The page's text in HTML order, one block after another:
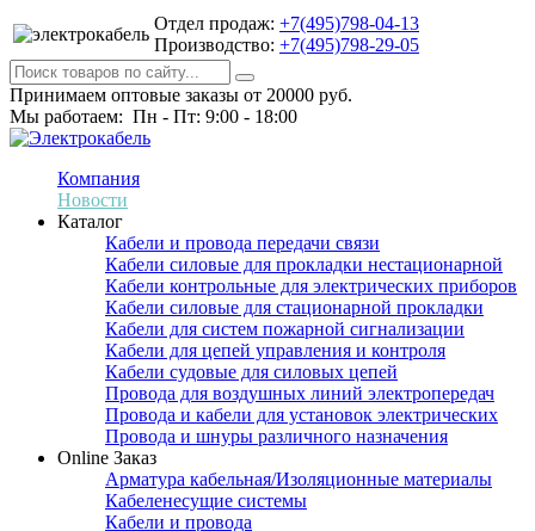
Отдел продаж: +7(495)798-04-13
Производство: +7(495)798-29-05
Принимаем оптовые заказы от 20000 руб.
Мы работаем: Пн - Пт: 9:00 - 18:00
Компания
Новости
Каталог
Кабели и провода передачи связи
Кабели силовые для прокладки нестационарной
Кабели контрольные для электрических приборов
Кабели силовые для стационарной прокладки
Кабели для систем пожарной сигнализации
Кабели для цепей управления и контроля
Кабели судовые для силовых цепей
Провода для воздушных линий электропередач
Провода и кабели для установок электрических
Провода и шнуры различного назначения
Online Заказ
Арматура кабельная/Изоляционные материалы
Кабеленесущие системы
Кабели и провода